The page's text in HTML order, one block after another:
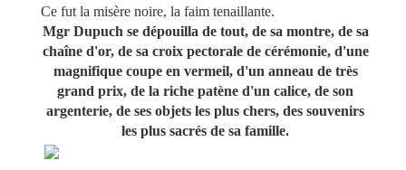
Ce fut la misère noire, la faim tenaillante.
Mgr Dupuch se dépouilla de tout, de sa montre, de sa
chaîne d'or, de sa croix pectorale de cérémonie, d'une
magnifique coupe en vermeil, d'un anneau de très
grand prix, de la riche patène d'un calice, de son
argenterie, de ses objets les plus chers, des souvenirs
les plus sacrés de sa famille.